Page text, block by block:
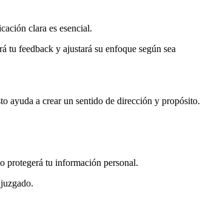
clara es esencial.
feedback y ajustará su enfoque según sea
ayuda a crear un sentido de dirección y propósito.
protegerá tu información personal.